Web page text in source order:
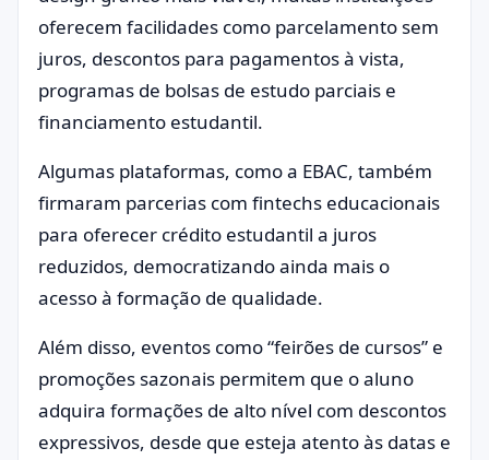
oferecem facilidades como parcelamento sem
juros, descontos para pagamentos à vista,
programas de bolsas de estudo parciais e
financiamento estudantil.
Algumas plataformas, como a EBAC, também
firmaram parcerias com fintechs educacionais
para oferecer crédito estudantil a juros
reduzidos, democratizando ainda mais o
acesso à formação de qualidade.
Além disso, eventos como “feirões de cursos” e
promoções sazonais permitem que o aluno
adquira formações de alto nível com descontos
expressivos, desde que esteja atento às datas e